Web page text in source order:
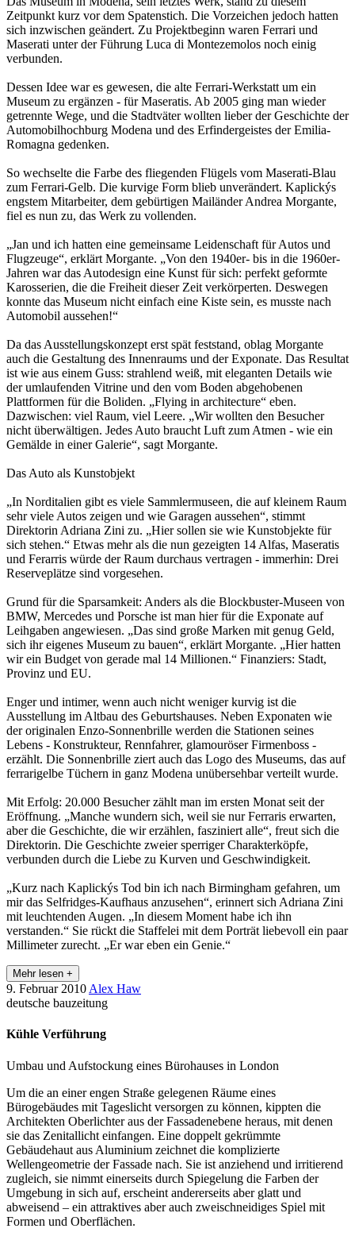
Zeitpunkt kurz vor dem Spatenstich. Die Vorzeichen jedoch hatten
sich inzwischen geändert. Zu Projektbeginn waren Ferrari und
Maserati unter der Führung Luca di Montezemolos noch einig
verbunden.
Dessen Idee war es gewesen, die alte Ferrari-Werkstatt um ein
Museum zu ergänzen - für Maseratis. Ab 2005 ging man wieder
getrennte Wege, und die Stadtväter wollten lieber der Geschichte der
Automobilhochburg Modena und des Erfindergeistes der Emilia-
Romagna gedenken.
So wechselte die Farbe des fliegenden Flügels vom Maserati-Blau
zum Ferrari-Gelb. Die kurvige Form blieb unverändert. Kaplickýs
engstem Mitarbeiter, dem gebürtigen Mailänder Andrea Morgante,
fiel es nun zu, das Werk zu vollenden.
„Jan und ich hatten eine gemeinsame Leidenschaft für Autos und
Flugzeuge“, erklärt Morgante. „Von den 1940er- bis in die 1960er-
Jahren war das Autodesign eine Kunst für sich: perfekt geformte
Karosserien, die die Freiheit dieser Zeit verkörperten. Deswegen
konnte das Museum nicht einfach eine Kiste sein, es musste nach
Automobil aussehen!“
Da das Ausstellungskonzept erst spät feststand, oblag Morgante
auch die Gestaltung des Innenraums und der Exponate. Das Resultat
ist wie aus einem Guss: strahlend weiß, mit eleganten Details wie
der umlaufenden Vitrine und den vom Boden abgehobenen
Plattformen für die Boliden. „Flying in architecture“ eben.
Dazwischen: viel Raum, viel Leere. „Wir wollten den Besucher
nicht überwältigen. Jedes Auto braucht Luft zum Atmen - wie ein
Gemälde in einer Galerie“, sagt Morgante.
Das Auto als Kunstobjekt
„In Norditalien gibt es viele Sammlermuseen, die auf kleinem Raum
sehr viele Autos zeigen und wie Garagen aussehen“, stimmt
Direktorin Adriana Zini zu. „Hier sollen sie wie Kunstobjekte für
sich stehen.“ Etwas mehr als die nun gezeigten 14 Alfas, Maseratis
und Ferarris würde der Raum durchaus vertragen - immerhin: Drei
Reserveplätze sind vorgesehen.
Grund für die Sparsamkeit: Anders als die Blockbuster-Museen von
BMW, Mercedes und Porsche ist man hier für die Exponate auf
Leihgaben angewiesen. „Das sind große Marken mit genug Geld,
sich ihr eigenes Museum zu bauen“, erklärt Morgante. „Hier hatten
wir ein Budget von gerade mal 14 Millionen.“ Finanziers: Stadt,
Provinz und EU.
Enger und intimer, wenn auch nicht weniger kurvig ist die
Ausstellung im Altbau des Geburtshauses. Neben Exponaten wie
der originalen Enzo-Sonnenbrille werden die Stationen seines
Lebens - Konstrukteur, Rennfahrer, glamouröser Firmenboss -
erzählt. Die Sonnenbrille ziert auch das Logo des Museums, das auf
ferrarigelbe Tüchern in ganz Modena unübersehbar verteilt wurde.
Mit Erfolg: 20.000 Besucher zählt man im ersten Monat seit der
Eröffnung. „Manche wundern sich, weil sie nur Ferraris erwarten,
aber die Geschichte, die wir erzählen, fasziniert alle“, freut sich die
Direktorin. Die Geschichte zweier sperriger Charakterköpfe,
verbunden durch die Liebe zu Kurven und Geschwindigkeit.
„Kurz nach Kaplickýs Tod bin ich nach Birmingham gefahren, um
mir das Selfridges-Kaufhaus anzusehen“, erinnert sich Adriana Zini
mit leuchtenden Augen. „In diesem Moment habe ich ihn
verstanden.“ Sie rückt die Staffelei mit dem Porträt liebevoll ein paar
Millimeter zurecht. „Er war eben ein Genie.“
Mehr lesen +
9. Februar 2010 Alex Haw
deutsche bauzeitung
Kühle Verführung
Umbau und Aufstockung eines Bürohauses in London
Um die an einer engen Straße gelegenen Räume eines
Bürogebäudes mit Tageslicht versorgen zu können, kippten die
Architekten Oberlichter aus der Fassadenebene heraus, mit denen
sie das Zenitallicht einfangen. Eine doppelt gekrümmte
Gebäudehaut aus Aluminium zeichnet die komplizierte
Wellengeometrie der Fassade nach. Sie ist anziehend und irritierend
zugleich, sie nimmt einerseits durch Spiegelung die Farben der
Umgebung in sich auf, erscheint andererseits aber glatt und
abweisend – ein attraktives aber auch zweischneidiges Spiel mit
Formen und Oberflächen.